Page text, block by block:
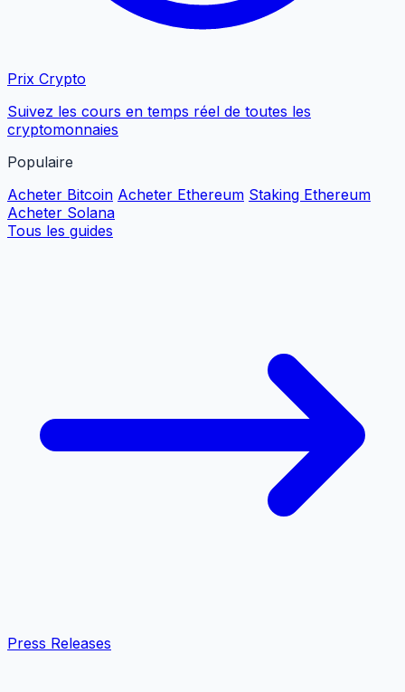
Prix Crypto
Suivez les cours en temps réel de toutes les
cryptomonnaies
Populaire
Acheter Bitcoin Acheter Ethereum Staking Ethereum
Acheter Solana
Tous les guides
Press Releases